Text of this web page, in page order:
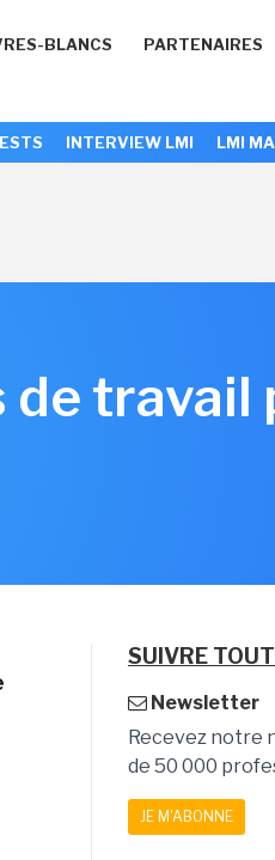
BLANCS PARTENAIRES
INTERVIEW LMI LMI
de travail
SUIVRE
Newsletter
Recevez notre
de 50 000
JE M'ABONNE